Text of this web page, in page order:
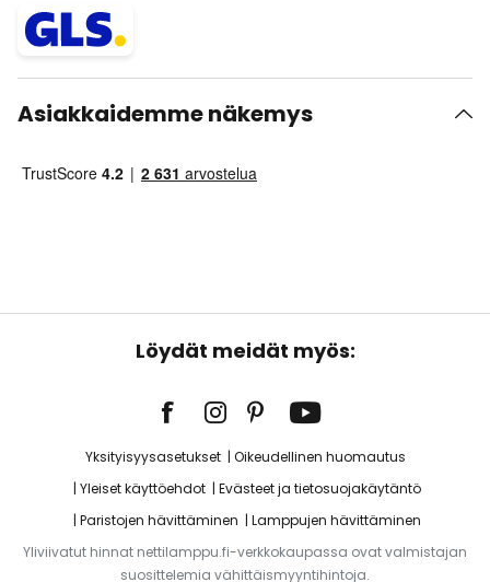
Asiakkaidemme näkemys
Löydät meidät myös:
Yksityisyysasetukset
Oikeudellinen huomautus
Yleiset käyttöehdot
Evästeet ja tietosuojakäytäntö
Paristojen hävittäminen
Lamppujen hävittäminen
Yliviivatut hinnat nettilamppu.fi-verkkokaupassa ovat valmistajan
suosittelemia vähittäismyyntihintoja.